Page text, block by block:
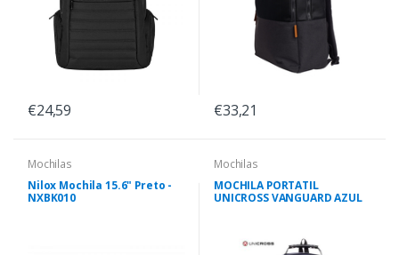
€24,59 €33,21
Mochilas
Nilox Mochila 15.6" Preto -
NXBK010
Mochilas
MOCHILA PORTATIL
UNICROSS VANGUARD AZUL